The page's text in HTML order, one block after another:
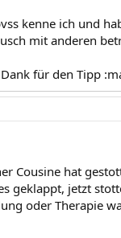
kenne ich und
mit anderen
für den Tipp
Cousine hat
geklappt, jetzt
oder Therapie